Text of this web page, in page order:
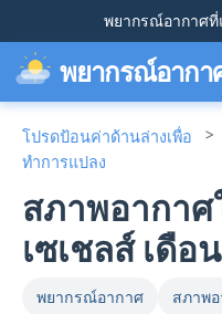
พยากรณ์อากาศ
พยากรณ์อากา
โปรดป้อนค่าด้านล่างเพื่อ
ทำการแปลง
>
สภาพอากาศ
เซเชลส์ เดื
พยากรณ์อากาศ สภาพ